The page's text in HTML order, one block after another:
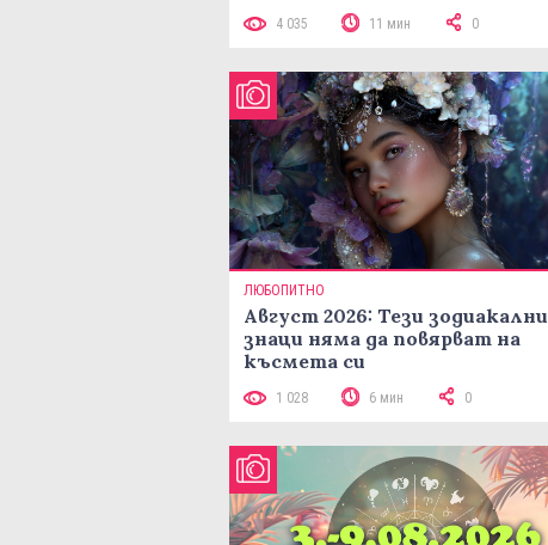
4 035 11 мин 0
ЛЮБОПИТНО
Август 2026: Тези зодиакални
знаци няма да повярват на
късмета си
1 028 6 мин 0